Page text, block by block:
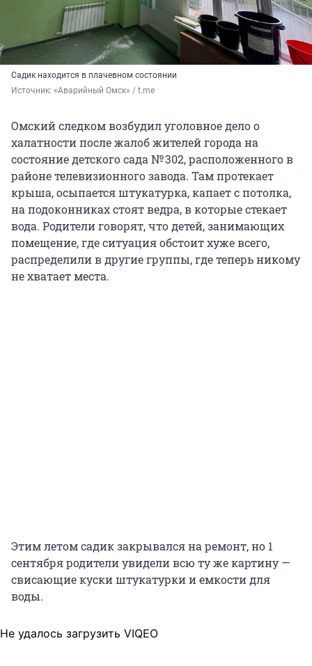
Садик находится в плачевном состоянии
Источник: «Аварийный Омск» / t.me
Омский следком возбудил уголовное дело о
халатности после жалоб жителей города на
состояние детского сада № 302, расположенного в
районе телевизионного завода. Там протекает
крыша, осыпается штукатурка, капает с потолка,
на подоконниках стоят ведра, в которые стекает
вода. Родители говорят, что детей, занимающих
помещение, где ситуация обстоит хуже всего,
распределили в другие группы, где теперь никому
не хватает места.
Этим летом садик закрывался на ремонт, но 1
сентября родители увидели всю ту же картину —
свисающие куски штукатурки и емкости для
воды.
Не удалось загрузить VIQEO